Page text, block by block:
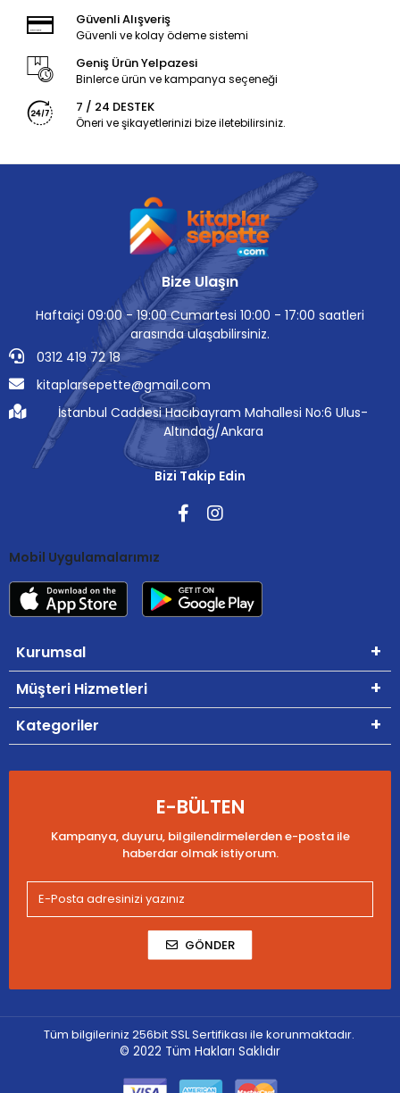
Güvenli Alışveriş
Güvenli ve kolay ödeme sistemi
Geniş Ürün Yelpazesi
Binlerce ürün ve kampanya seçeneği
7 / 24 DESTEK
Öneri ve şikayetlerinizi bize iletebilirsiniz.
Bize Ulaşın
Haftaiçi 09:00 - 19:00 Cumartesi 10:00 - 17:00 saatleri
arasında ulaşabilirsiniz.
0312 419 72 18
kitaplarsepette@gmail.com
İstanbul Caddesi Hacıbayram Mahallesi No:6 Ulus-
Altındağ/Ankara
Bizi Takip Edin
Mobil Uygulamalarımız
Kurumsal
Müşteri Hizmetleri
Kategoriler
E-BÜLTEN
Kampanya, duyuru, bilgilendirmelerden e-posta ile
haberdar olmak istiyorum.
GÖNDER
Tüm bilgileriniz 256bit SSL Sertifikası ile korunmaktadır.
© 2022 Tüm Hakları Saklıdır